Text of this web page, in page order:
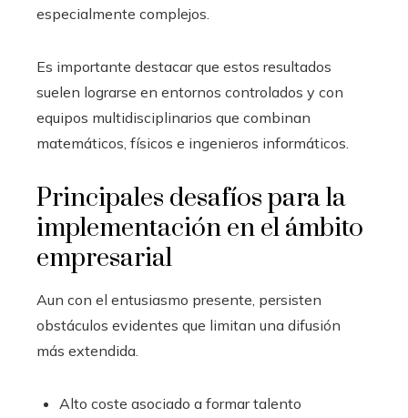
especialmente complejos.
Es importante destacar que estos resultados
suelen lograrse en entornos controlados y con
equipos multidisciplinarios que combinan
matemáticos, físicos e ingenieros informáticos.
Principales desafíos para la
implementación en el ámbito
empresarial
Aun con el entusiasmo presente, persisten
obstáculos evidentes que limitan una difusión
más extendida.
Alto coste asociado a formar talento